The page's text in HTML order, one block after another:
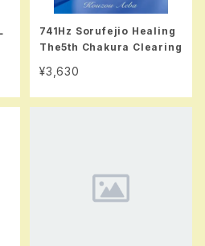
741Hz Sorufejio Healing
The5th Chakura Clearing
¥3,630